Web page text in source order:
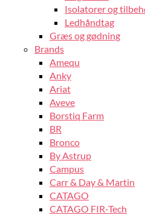
Isolatorer og
Ledhåndtag
Græs og gødning
Brands
Amequ
Anky
Ariat
Aveve
Borstiq Farm
BR
Bronco
By Astrup
Campus
Carr & Day & Martin
CATAGO
CATAGO FIR-Tech